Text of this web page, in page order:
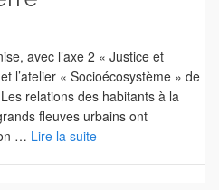
avec l’axe 2 « Justice et
l’atelier « Socioécosystème » de
relations des habitants à la
fleuves urbains ont
… Lire la suite